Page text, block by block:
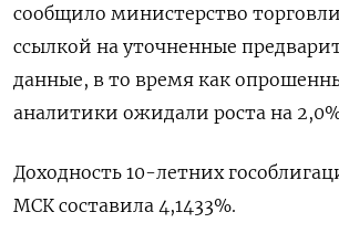
сообщило министерство торговли
ссылкой на уточненные
данные, в то время как
аналитики ожидали роста на
Доходность 10-летних
МСК составила​​​​ 4,1433%.